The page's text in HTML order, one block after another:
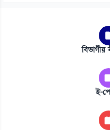
বিভাগীয়
ই-